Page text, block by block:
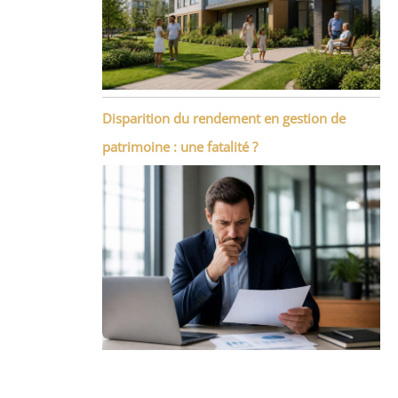
Disparition du rendement en gestion de
patrimoine : une fatalité ?